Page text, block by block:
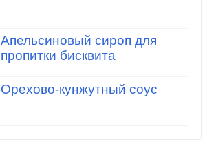
Апельсиновый сироп для
пропитки бисквита
Орехово-кунжутный соус